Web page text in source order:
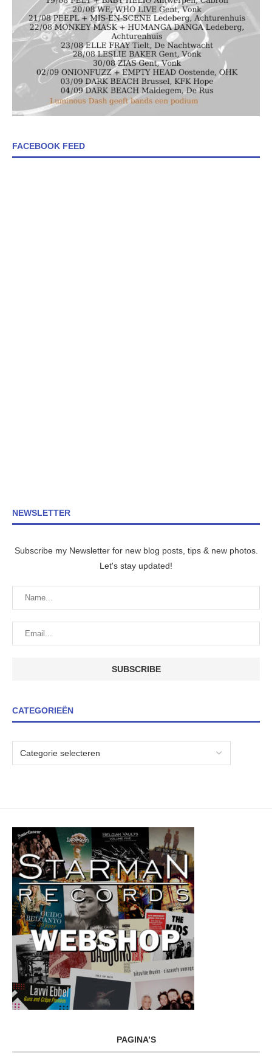
FACEBOOK FEED
NEWSLETTER
Subscribe my Newsletter for new blog posts, tips & new photos.
Let's stay updated!
CATEGORIEËN
PAGINA’S